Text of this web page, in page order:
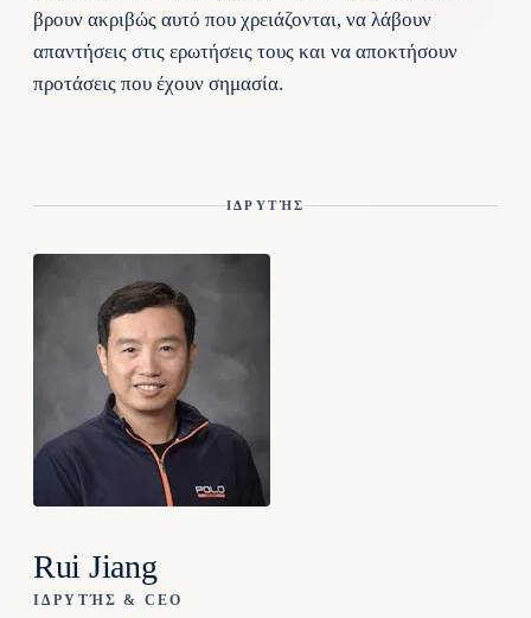
βρουν ακριβώς αυτό που χρειάζονται, να λάβουν
απαντήσεις στις ερωτήσεις τους και να αποκτήσουν
προτάσεις που έχουν σημασία.
ΙΔΡΥΤΉΣ
Rui Jiang
ΙΔΡΥΤΉΣ & CEO